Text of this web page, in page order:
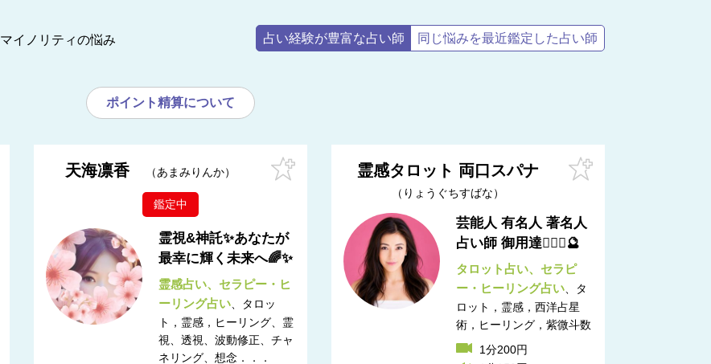
マイノリティの悩み 占い経験が豊富な占い師 同じ悩みを最近鑑定した占い師
ポイント精算について
天海凛香 あまみりんか
鑑定中
霊視&神託✨あなたが
最幸に輝く未来へ🌈✨
霊感占い
セラピー・ヒ
ーリング占い
タロッ
ト，霊感，ヒーリング
霊
視、透視、波動修正、チャ
ネリング、想念．．．
霊感タロット 両口スパナ
りょうぐちすばな
芸能人 有名人 著名人
占い師 御用達🧝🏻‍♀️🔮
タロット占い
セラピ
ー・ヒーリング占い
タ
ロット，霊感，西洋占星
術，ヒーリング，紫微斗数
1分200円